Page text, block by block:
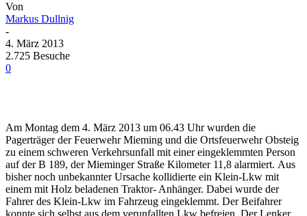
Von
Markus Dullnig
-
4. März 2013
2.725 Besuche
0
Am Montag dem 4. März 2013 um 06.43 Uhr wurden die
Pagerträger der Feuerwehr Mieming und die Ortsfeuerwehr Obsteig
zu einem schweren Verkehrsunfall mit einer eingeklemmten Person
auf der B 189, der Mieminger Straße Kilometer 11,8 alarmiert. Aus
bisher noch unbekannter Ursache kollidierte ein Klein-Lkw mit
einem mit Holz beladenen Traktor- Anhänger. Dabei wurde der
Fahrer des Klein-Lkw im Fahrzeug eingeklemmt. Der Beifahrer
konnte sich selbst aus dem verunfallten Lkw befreien. Der Lenker